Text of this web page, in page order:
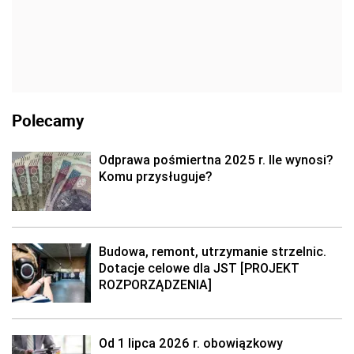
Polecamy
Odprawa pośmiertna 2025 r. Ile wynosi?
Komu przysługuje?
Budowa, remont, utrzymanie strzelnic.
Dotacje celowe dla JST [PROJEKT
ROZPORZĄDZENIA]
Od 1 lipca 2026 r. obowiązkowy